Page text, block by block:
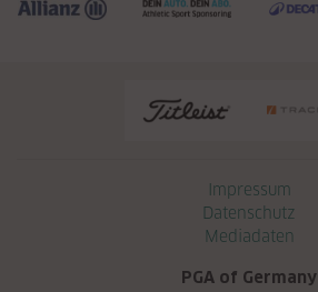
Impressum
Datenschutz
Mediadaten
PGA of Germany